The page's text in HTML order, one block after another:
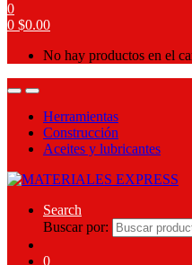
0
0 $0.00
No hay productos en el
Herramientas
Construcción
Aceites y lubricantes
Search
Buscar por:
0